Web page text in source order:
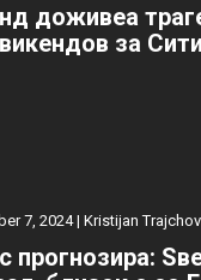
доживеа
за
7, 2024 | Kristijan Trajchov
прогнозира: